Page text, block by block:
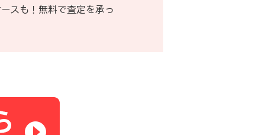
スも！無料で査定を承っ